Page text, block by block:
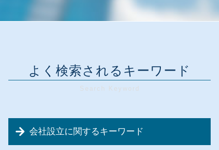
よく検索されるキーワード
会社設立に関するキーワード